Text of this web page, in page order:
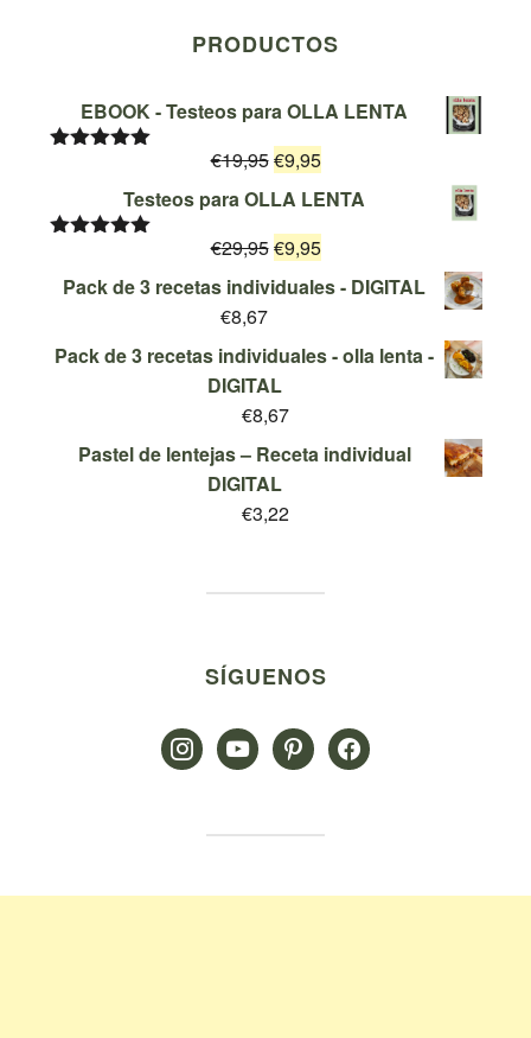
PRODUCTOS
EBOOK - Testeos para OLLA LENTA
€19,95El
precio
era:
€19,95.
€9,95El
precio
es:
€9,95.
Testeos para OLLA LENTA
5
€29,95El
precio
€29,95.
€9,95El
precio
€9,95.
Pack de 3 recetas individuales - DIGITAL
€8,67
Pack de 3 recetas individuales - olla lenta -
DIGITAL
€8,67
Pastel de lentejas – Receta individual
DIGITAL
€3,22
SÍGUENOS
instagramyoutubepinterestfacebook